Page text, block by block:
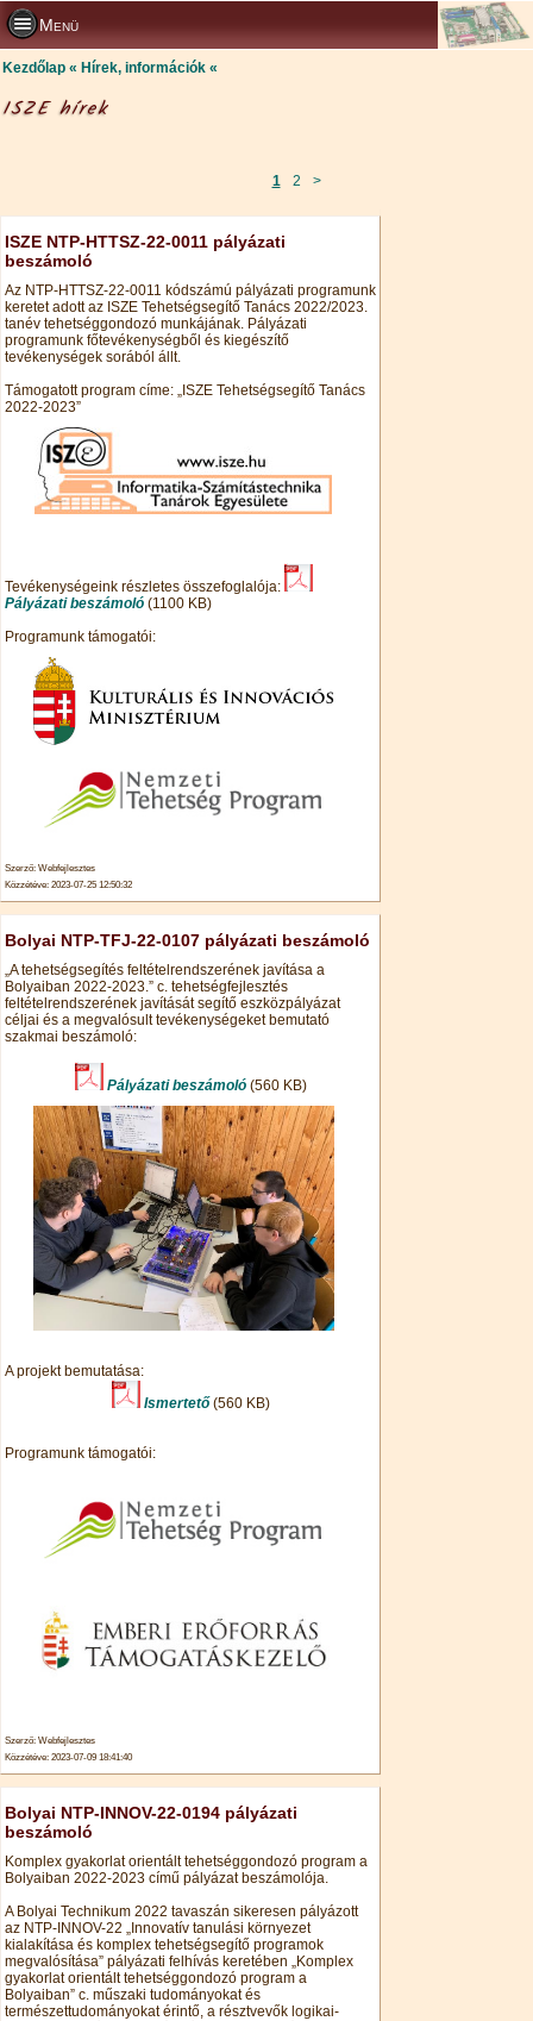
Menü
Kezdőlap Hírek, információk
ISZE hírek
1 2 >
ISZE NTP-HTTSZ-22-0011 pályázati
beszámoló
Az NTP-HTTSZ-22-0011 kódszámú pályázati programunk
keretet adott az ISZE Tehetségsegítő Tanács 2022/2023.
tanév tehetséggondozó munkájának. Pályázati
programunk főtevékenységből és kiegészítő
tevékenységek sorából állt.
Támogatott program címe: „ISZE Tehetségsegítő Tanács
2022-2023”
Tevékenységeink részletes összefoglalója:
Pályázati beszámoló (1100 KB)
Programunk támogatói:
Szerző: Webfejlesztes
Közzétéve: 2023-07-25 12:50:32
Bolyai NTP-TFJ-22-0107 pályázati beszámoló
„A tehetségsegítés feltételrendszerének javítása a
Bolyaiban 2022-2023.” c. tehetségfejlesztés
feltételrendszerének javítását segítő eszközpályázat
céljai és a megvalósult tevékenységeket bemutató
szakmai beszámoló:
Pályázati beszámoló(560 KB)
A projekt bemutatása:
Ismertető(560 KB)
Programunk támogatói:
Szerző: Webfejlesztes
Közzétéve: 2023-07-09 18:41:40
Bolyai NTP-INNOV-22-0194 pályázati
beszámoló
Komplex gyakorlat orientált tehetséggondozó program a
Bolyaiban 2022-2023 című pályázat beszámolója.
A Bolyai Technikum 2022 tavaszán sikeresen pályázott
az NTP-INNOV-22 „Innovatív tanulási környezet
kialakítása és komplex tehetségsegítő programok
megvalósítása” pályázati felhívás keretében „Komplex
gyakorlat orientált tehetséggondozó program a
Bolyaiban” c. műszaki tudományokat és
természettudományokat érintő, a résztvevők logikai-